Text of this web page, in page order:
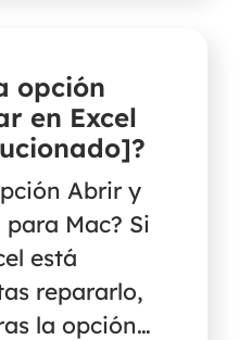
opción
en Excel
Abrir y
para Mac? Si
está
repararlo,
la opción